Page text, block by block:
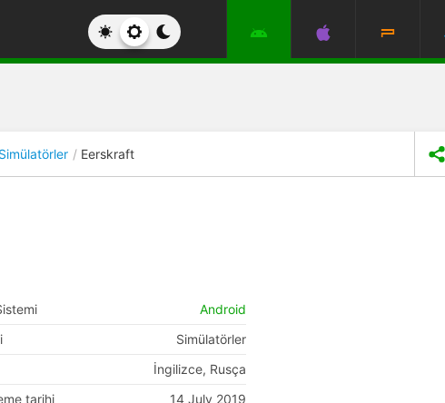
Simülatörler Eerskraft
Android
Simülatörler
İngilizce, Rusça
tarihi
14 July 2019